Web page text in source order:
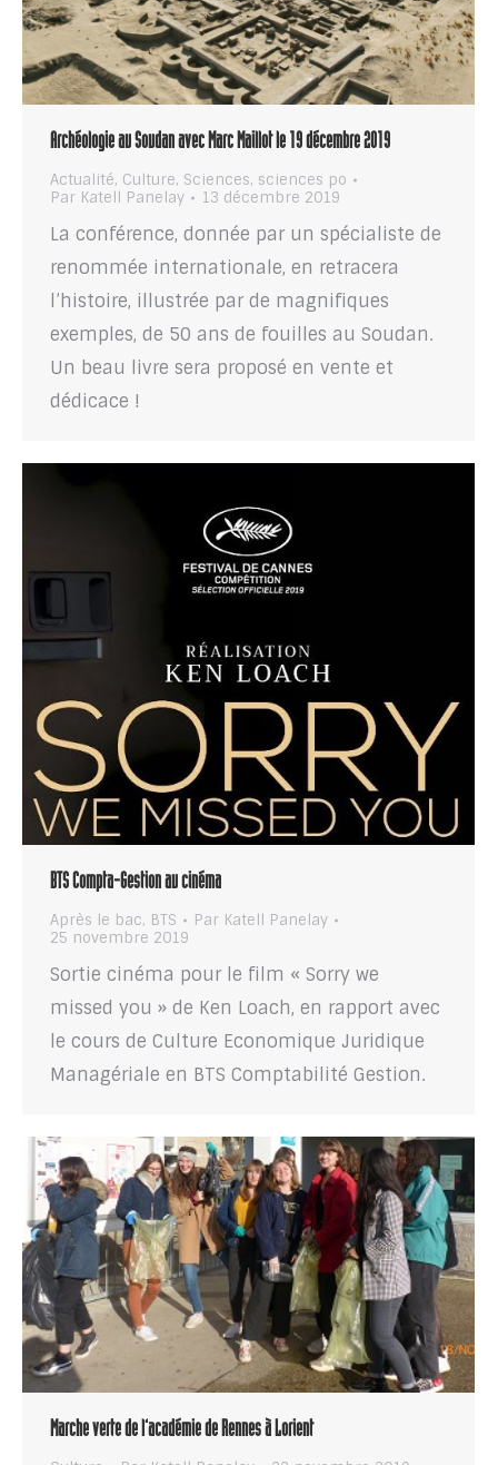
Archéologie au Soudan avec Marc Maillot le 19 décembre 2019
Actualité, Culture, Sciences, sciences po
Par Katell Panelay 13 décembre 2019
La conférence, donnée par un spécialiste de
renommée internationale, en retracera
l’histoire, illustrée par de magnifiques
exemples, de 50 ans de fouilles au Soudan.
Un beau livre sera proposé en vente et
dédicace !
BTS Compta-Gestion au cinéma
Après le bac, BTS Par Katell Panelay
25 novembre 2019
Sortie cinéma pour le film « Sorry we
missed you » de Ken Loach, en rapport avec
le cours de Culture Economique Juridique
Managériale en BTS Comptabilité Gestion.
Marche verte de l’académie de Rennes à Lorient